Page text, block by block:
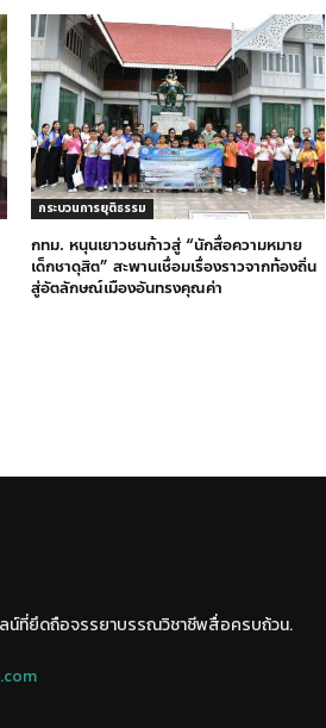
กระบวนการยุติธรรม
กทม. หนุนเยาวชนก้าวสู่ “นักสื่อความหมาย
เด็กชาดุสิต” สะพานเชื่อมเรื่องราวจากท้องถิ่น
สู่อัตลักษณ์เมืองอันทรงคุณค่า
น์ที่ยึดถือจรรยาบรรณวิชาชีพสื่อครบถ้วน.